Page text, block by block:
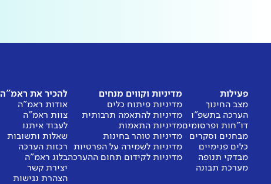
פעילות
מצב החינוך
הערכה בתשפ"ו
דו"חות ופרסומים
מבחנים וסקרים
כלים פנימיים
מבדקי תנופה
מערכת תבונה
מדיניות וקווים מנחים
מדיניות פיתוח כלים
מדיניות להתאמה תרבותית
מדיניות התאמות
מדיניות טוהר בחינות
מדיניות לשמירה על הפרטיות
מדיניות לקידום תחום ההערכה
להכיר את ראמ"ה
אודות ראמ"ה
צוות ראמ"ה
לעבוד איתנו
שאלות ותשובות
רכזות הערכה
בלוג ראמ"ה
יצירת קשר
הצהרת נגישות